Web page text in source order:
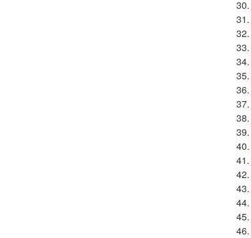
30.
31.
32.
33.
34.
35.
36.
37.
38.
39.
40.
41.
42.
43.
44.
45.
46.